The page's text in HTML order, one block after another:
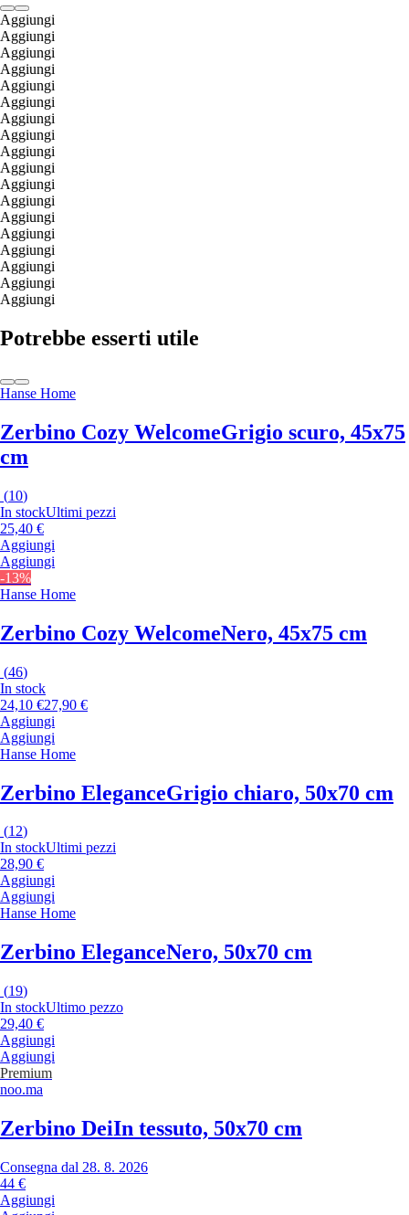
Aggiungi
Aggiungi
Aggiungi
Aggiungi
Aggiungi
Aggiungi
Aggiungi
Aggiungi
Aggiungi
Aggiungi
Aggiungi
Aggiungi
Aggiungi
Aggiungi
Aggiungi
Aggiungi
Aggiungi
Aggiungi
Potrebbe esserti utile
Hanse Home
Zerbino Cozy WelcomeGrigio scuro, 45x75
cm
(10)
In stockUltimi pezzi
25,40 €
Aggiungi
Aggiungi
-13%
Hanse Home
Zerbino Cozy WelcomeNero, 45x75 cm
(46)
In stock
24,10 €27,90 €
Aggiungi
Aggiungi
Hanse Home
Zerbino EleganceGrigio chiaro, 50x70 cm
(12)
In stockUltimi pezzi
28,90 €
Aggiungi
Aggiungi
Hanse Home
Zerbino EleganceNero, 50x70 cm
(19)
In stockUltimo pezzo
29,40 €
Aggiungi
Aggiungi
Premium
noo.ma
Zerbino DeiIn tessuto, 50x70 cm
Consegna dal 28. 8. 2026
44 €
Aggiungi